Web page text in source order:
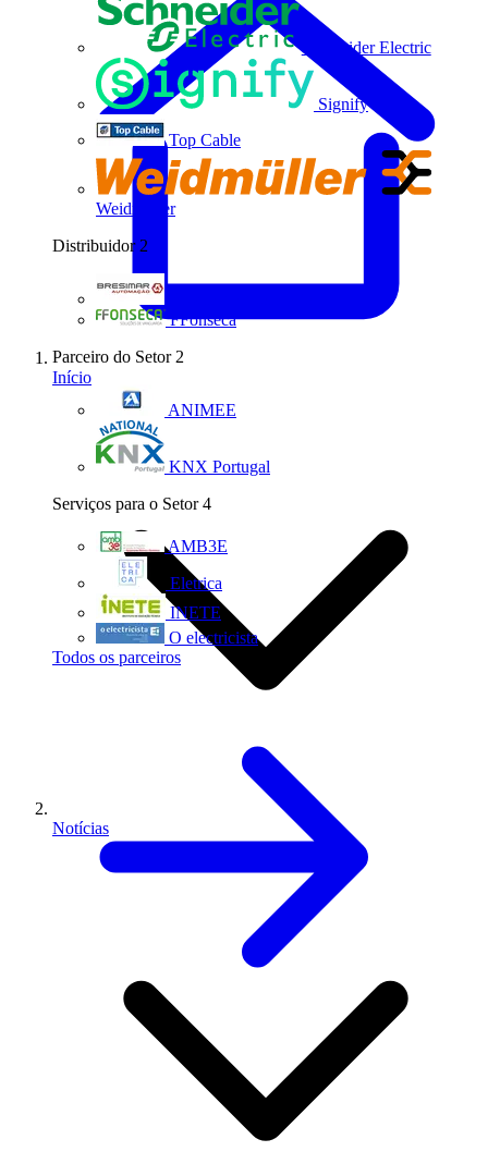
Schneider Electric
Signify
Top Cable
Weidmüller
Distribuidor 2
FFonseca
Parceiro do Setor 2
ANIMEE
KNX Portugal
Serviços para o Setor 4
AMB3E
Eletrica
INETE
O electricista
Todos os parceiros
Início
Notícias